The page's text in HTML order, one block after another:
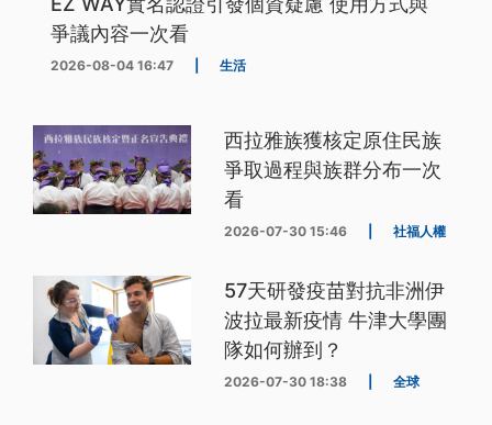
爭議內容一次看
2026-08-04 16:47 生活
西拉雅族獲核定原住民族
爭取過程與族群分布一次
看
2026-07-30 15:46 社福人權
57天研發疫苗對抗非洲伊
波拉最新疫情 牛津大學團
隊如何辦到？
2026-07-30 18:38 全球